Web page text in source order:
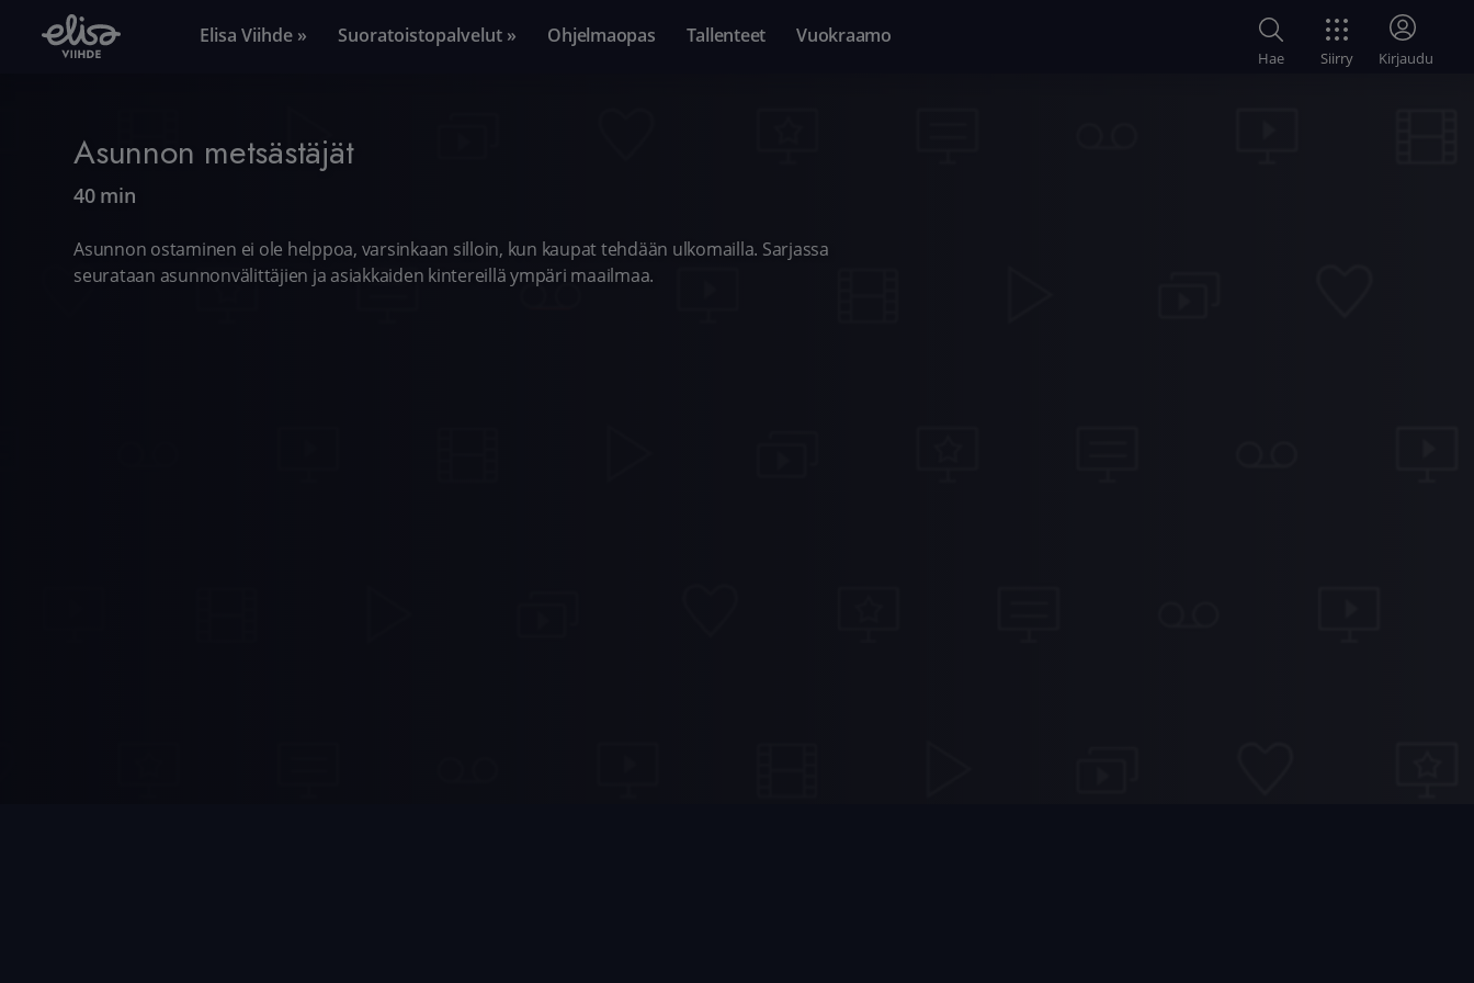
Elisa Viihde » Suoratoistopalvelut » Ohjelmaopas Tallenteet Vuokraamo
Hae Siirry Kirjaudu
Asunnon metsästäjät
40 min
Asunnon ostaminen ei ole helppoa, varsinkaan silloin, kun kaupat tehdään ulkomailla. Sarjassa
seurataan asunnonvälittäjien ja asiakkaiden kintereillä ympäri maailmaa.